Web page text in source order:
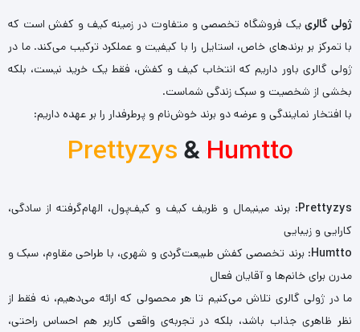
ژولی گالرییک فروشگاه تخصصی و متفاوت در زمینه کیف و کفش است که
با تمرکز بر برندهای خاص، استایل را با کیفیت و عملکرد ترکیب می‌کند. ما در
ژولی گالری باور داریم که انتخاب کیف و کفش، فقط یک خرید نیست، بلکه
بخشی از شخصیت و سبک زندگی شماست.
با افتخار نمایندگی و عرضه دو برند خوش‌نام و پرطرفدار را بر عهده داریم:
Prettyzys& Humtto
Prettyzys: برند مینیمال و ظریف کیف و کیف‌پول، الهام‌گرفته از سادگی،
کارایی و زیبایی
Humtto: برند تخصصی کفش طبیعت‌گردی و شهری، با طراحی مقاوم، سبک و
مدرن برای خانم‌ها و آقایان فعال
ما در ژولی گالری تلاش می‌کنیم تا هر محصولی که ارائه می‌دهیم، نه فقط از
نظر ظاهری جذاب باشد، بلکه در تجربه‌ی واقعی کاربر هم احساس راحتی،